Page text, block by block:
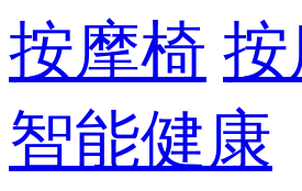
按摩椅 按
智能健康